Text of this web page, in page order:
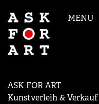
MENU
ASK FOR ART
Kunstverleih & Verkauf